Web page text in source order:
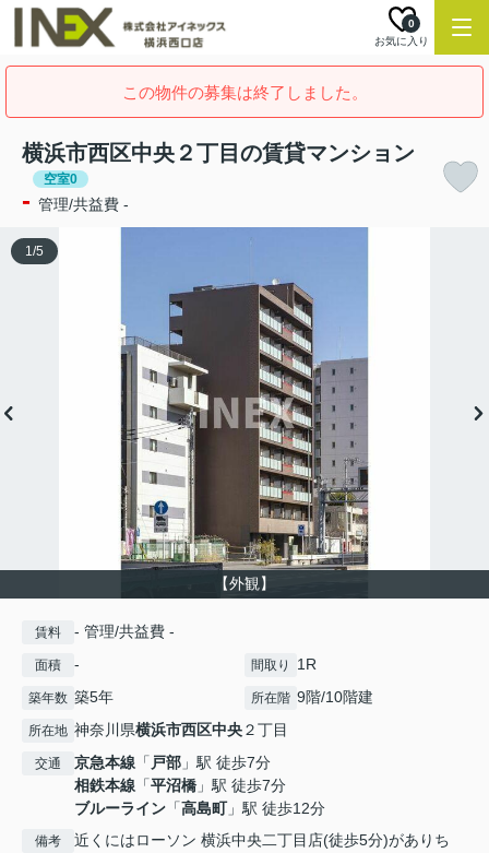
お気に入り
0
この物件の募集は終了しました。
横浜市西区中央２丁目の賃貸マンション
空室0
- 管理/共益費 -
【外観】
1/5
賃料 - 管理/共益費 -
面積 - 間取り 1R
築年数 築5年 所在階 9階/10階建
所在地 神奈川県横浜市西区中央２丁目
交通 京急本線 「 戸部 」駅 徒歩7分
相鉄本線 「平沼橋 」駅 徒歩7分
ブルーライン 「高島町」駅 徒歩12分
備考
近くにはローソン 横浜中央二丁目店(徒歩5分)がありち